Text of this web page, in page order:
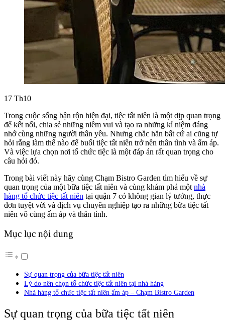
17 Th10
Trong cuộc sống bận rộn hiện đại, tiệc tất niên là một dịp quan trọng
để kết nối, chia sẻ những niềm vui và tạo ra những kỉ niệm đáng
nhớ cùng những người thân yêu. Nhưng chắc hẳn bất cứ ai cũng tự
hỏi rằng làm thế nào để buổi tiệc tất niên trở nên thân tình và ấm áp.
Và việc lựa chọn nơi tổ chức tiệc là một đáp án rất quan trọng cho
câu hỏi đó.
Trong bài viết này hãy cùng Chạm Bistro Garden tìm hiểu về sự
quan trọng của một bữa tiệc tất niên và cùng khám phá một nhà
hàng tổ chức tiệc tất niên tại quận 7 có không gian lý tưởng, thực
đơn tuyệt vời và dịch vụ chuyên nghiệp tạo ra những bữa tiệc tất
niên vô cùng ấm áp và thân tình.
Mục lục nội dung
Sự quan trọng của bữa tiệc tất niên
Lý do nên chọn tổ chức tiệc tất niên tại nhà hàng
Nhà hàng tổ chức tiệc tất niên ấm áp – Chạm Bistro Garden
Sự quan trọng của bữa tiệc tất niên